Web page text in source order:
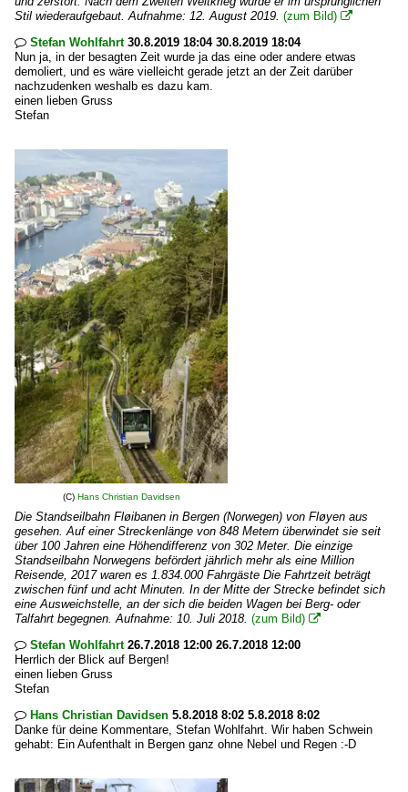
Stil wiederaufgebaut. Aufnahme: 12. August 2019. (zum Bild) 
 Stefan Wohlfahrt30.8.2019 18:04 30.8.2019 18:04
Nun ja, in der besagten Zeit wurde ja das eine oder andere etwas
demoliert, und es wäre vielleicht gerade jetzt an der Zeit darüber
nachzudenken weshalb es dazu kam.
einen lieben Gruss
Stefan
(C) Hans Christian Davidsen
Die Standseilbahn Fløibanen in Bergen (Norwegen) von Fløyen aus
gesehen. Auf einer Streckenlänge von 848 Metern überwindet sie seit
über 100 Jahren eine Höhendifferenz von 302 Meter. Die einzige
Standseilbahn Norwegens befördert jährlich mehr als eine Million
Reisende, 2017 waren es 1.834.000 Fahrgäste Die Fahrtzeit beträgt
zwischen fünf und acht Minuten. In der Mitte der Strecke befindet sich
eine Ausweichstelle, an der sich die beiden Wagen bei Berg- oder
Talfahrt begegnen. Aufnahme: 10. Juli 2018. (zum Bild) 
 Stefan Wohlfahrt26.7.2018 12:00 26.7.2018 12:00
Herrlich der Blick auf Bergen!
einen lieben Gruss
Stefan
 Hans Christian Davidsen 5.8.2018 8:02 5.8.2018 8:02
Danke für deine Kommentare, Stefan Wohlfahrt. Wir haben Schwein
gehabt: Ein Aufenthalt in Bergen ganz ohne Nebel und Regen :-D